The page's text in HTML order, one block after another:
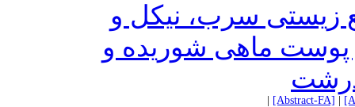
زیستی سرب، نیکل و
پوست ماهی شوریده و
[Abstract-FA]